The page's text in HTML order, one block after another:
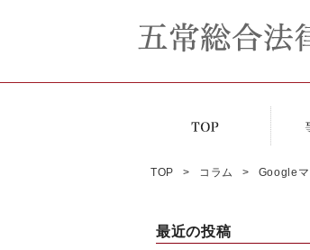
TOP コラム Googleマ
最近の投稿